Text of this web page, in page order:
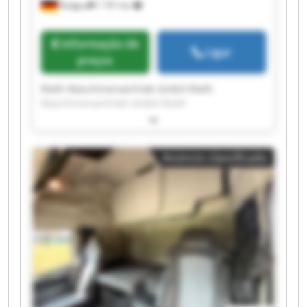
Rodgau 1 791 km
Informação de
preços
Ligar
Maschinenvertrieb GmbH Rieth
Maschinenvertrieb GmbH Rieth
Maschinenvertrieb GmbH Rieth
Maschinenvertrieb GmbH Rieth
Maschinenvertrieb GmbH Rieth
Maschinenvertrieb GmbH Rieth
Maschinenvertrieb GmbH Rieth
Maschinenvertrieb GmbH Rieth
Maschinenvertrieb GmbH Rieth
Maschinenvertrieb GmbH Rieth
Maschinenvertrieb GmbH Rieth
Maschinenvertrieb GmbH Rieth